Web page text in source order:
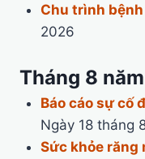
Chu trình
2026
Tháng 8
Báo cáo sự cố
Ngày 18 tháng
Sức khỏe răng